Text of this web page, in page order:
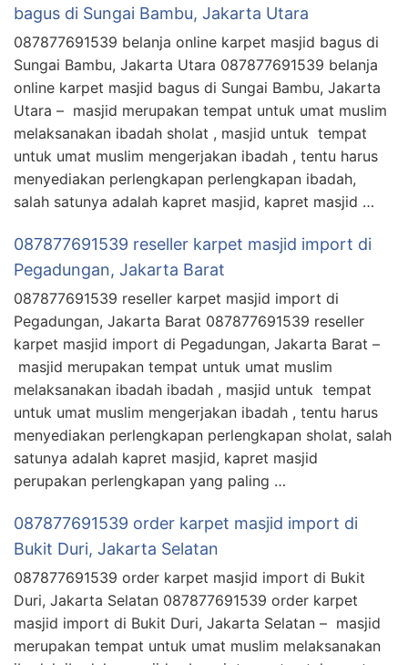
bagus di Sungai Bambu, Jakarta Utara
087877691539 belanja online karpet masjid bagus di
Sungai Bambu, Jakarta Utara 087877691539 belanja
online karpet masjid bagus di Sungai Bambu, Jakarta
Utara – masjid merupakan tempat untuk umat muslim
melaksanakan ibadah sholat , masjid untuk tempat
untuk umat muslim mengerjakan ibadah , tentu harus
menyediakan perlengkapan perlengkapan ibadah,
salah satunya adalah kapret masjid, kapret masjid …
087877691539 reseller karpet masjid import di
Pegadungan, Jakarta Barat
087877691539 reseller karpet masjid import di
Pegadungan, Jakarta Barat 087877691539 reseller
karpet masjid import di Pegadungan, Jakarta Barat –
masjid merupakan tempat untuk umat muslim
melaksanakan ibadah ibadah , masjid untuk tempat
untuk umat muslim mengerjakan ibadah , tentu harus
menyediakan perlengkapan perlengkapan sholat, salah
satunya adalah kapret masjid, kapret masjid
perupakan perlengkapan yang paling …
087877691539 order karpet masjid import di
Bukit Duri, Jakarta Selatan
087877691539 order karpet masjid import di Bukit
Duri, Jakarta Selatan 087877691539 order karpet
masjid import di Bukit Duri, Jakarta Selatan – masjid
merupakan tempat untuk umat muslim melaksanakan